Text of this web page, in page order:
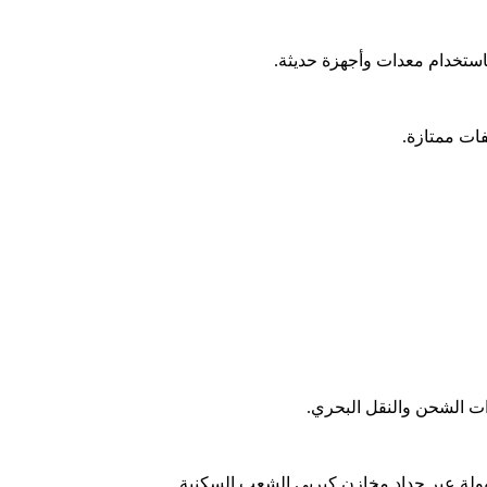
معدات وأجهزة حديثة.
ممتازة.
الشحن والنقل البحري.
عبر حداد مخازن كيربي الشعب السكنية.